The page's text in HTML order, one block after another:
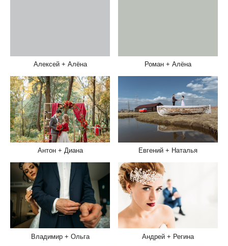
Алексей + Алёна Роман + Алёна
Антон + Диана Евгений + Наталья
Владимир + Ольга Андрей + Регина